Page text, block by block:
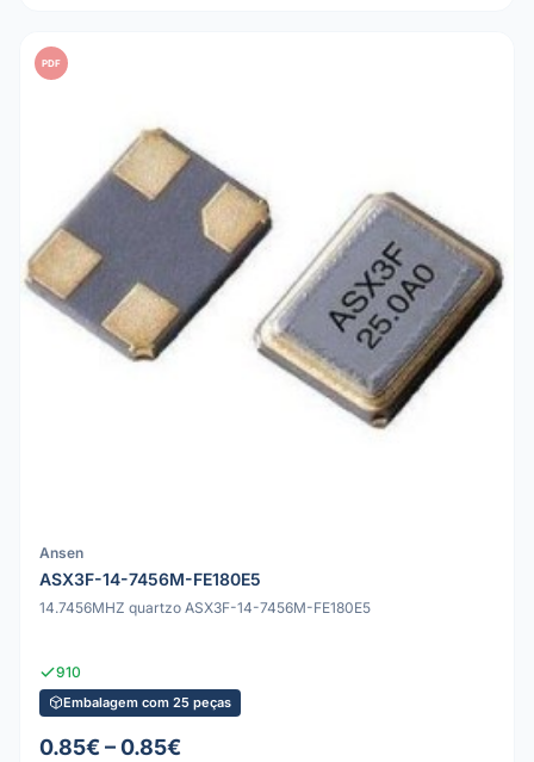
PDF
Ansen
ASX3F-14-7456M-FE180E5
14.7456MHZ quartzo ASX3F-14-7456M-FE180E5
910
Embalagem com 25 peças
0.85€ – 0.85€